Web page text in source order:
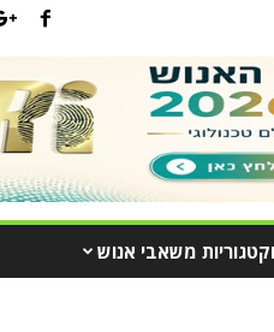
משאבי אנוש